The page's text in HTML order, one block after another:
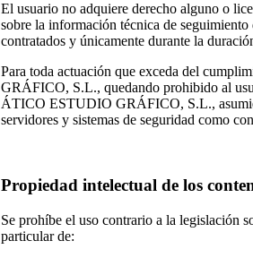
El usuario no adquiere derecho alguno o
sobre la información técnica de
contratados y únicamente durante la
Para toda actuación que exceda del
GRÁFICO, S.L., quedando prohibido al
ÁTICO ESTUDIO GRÁFICO, S.L.,
servidores y sistemas de seguridad como
Propiedad intelectual de los
Se prohíbe el uso contrario a la
particular de: